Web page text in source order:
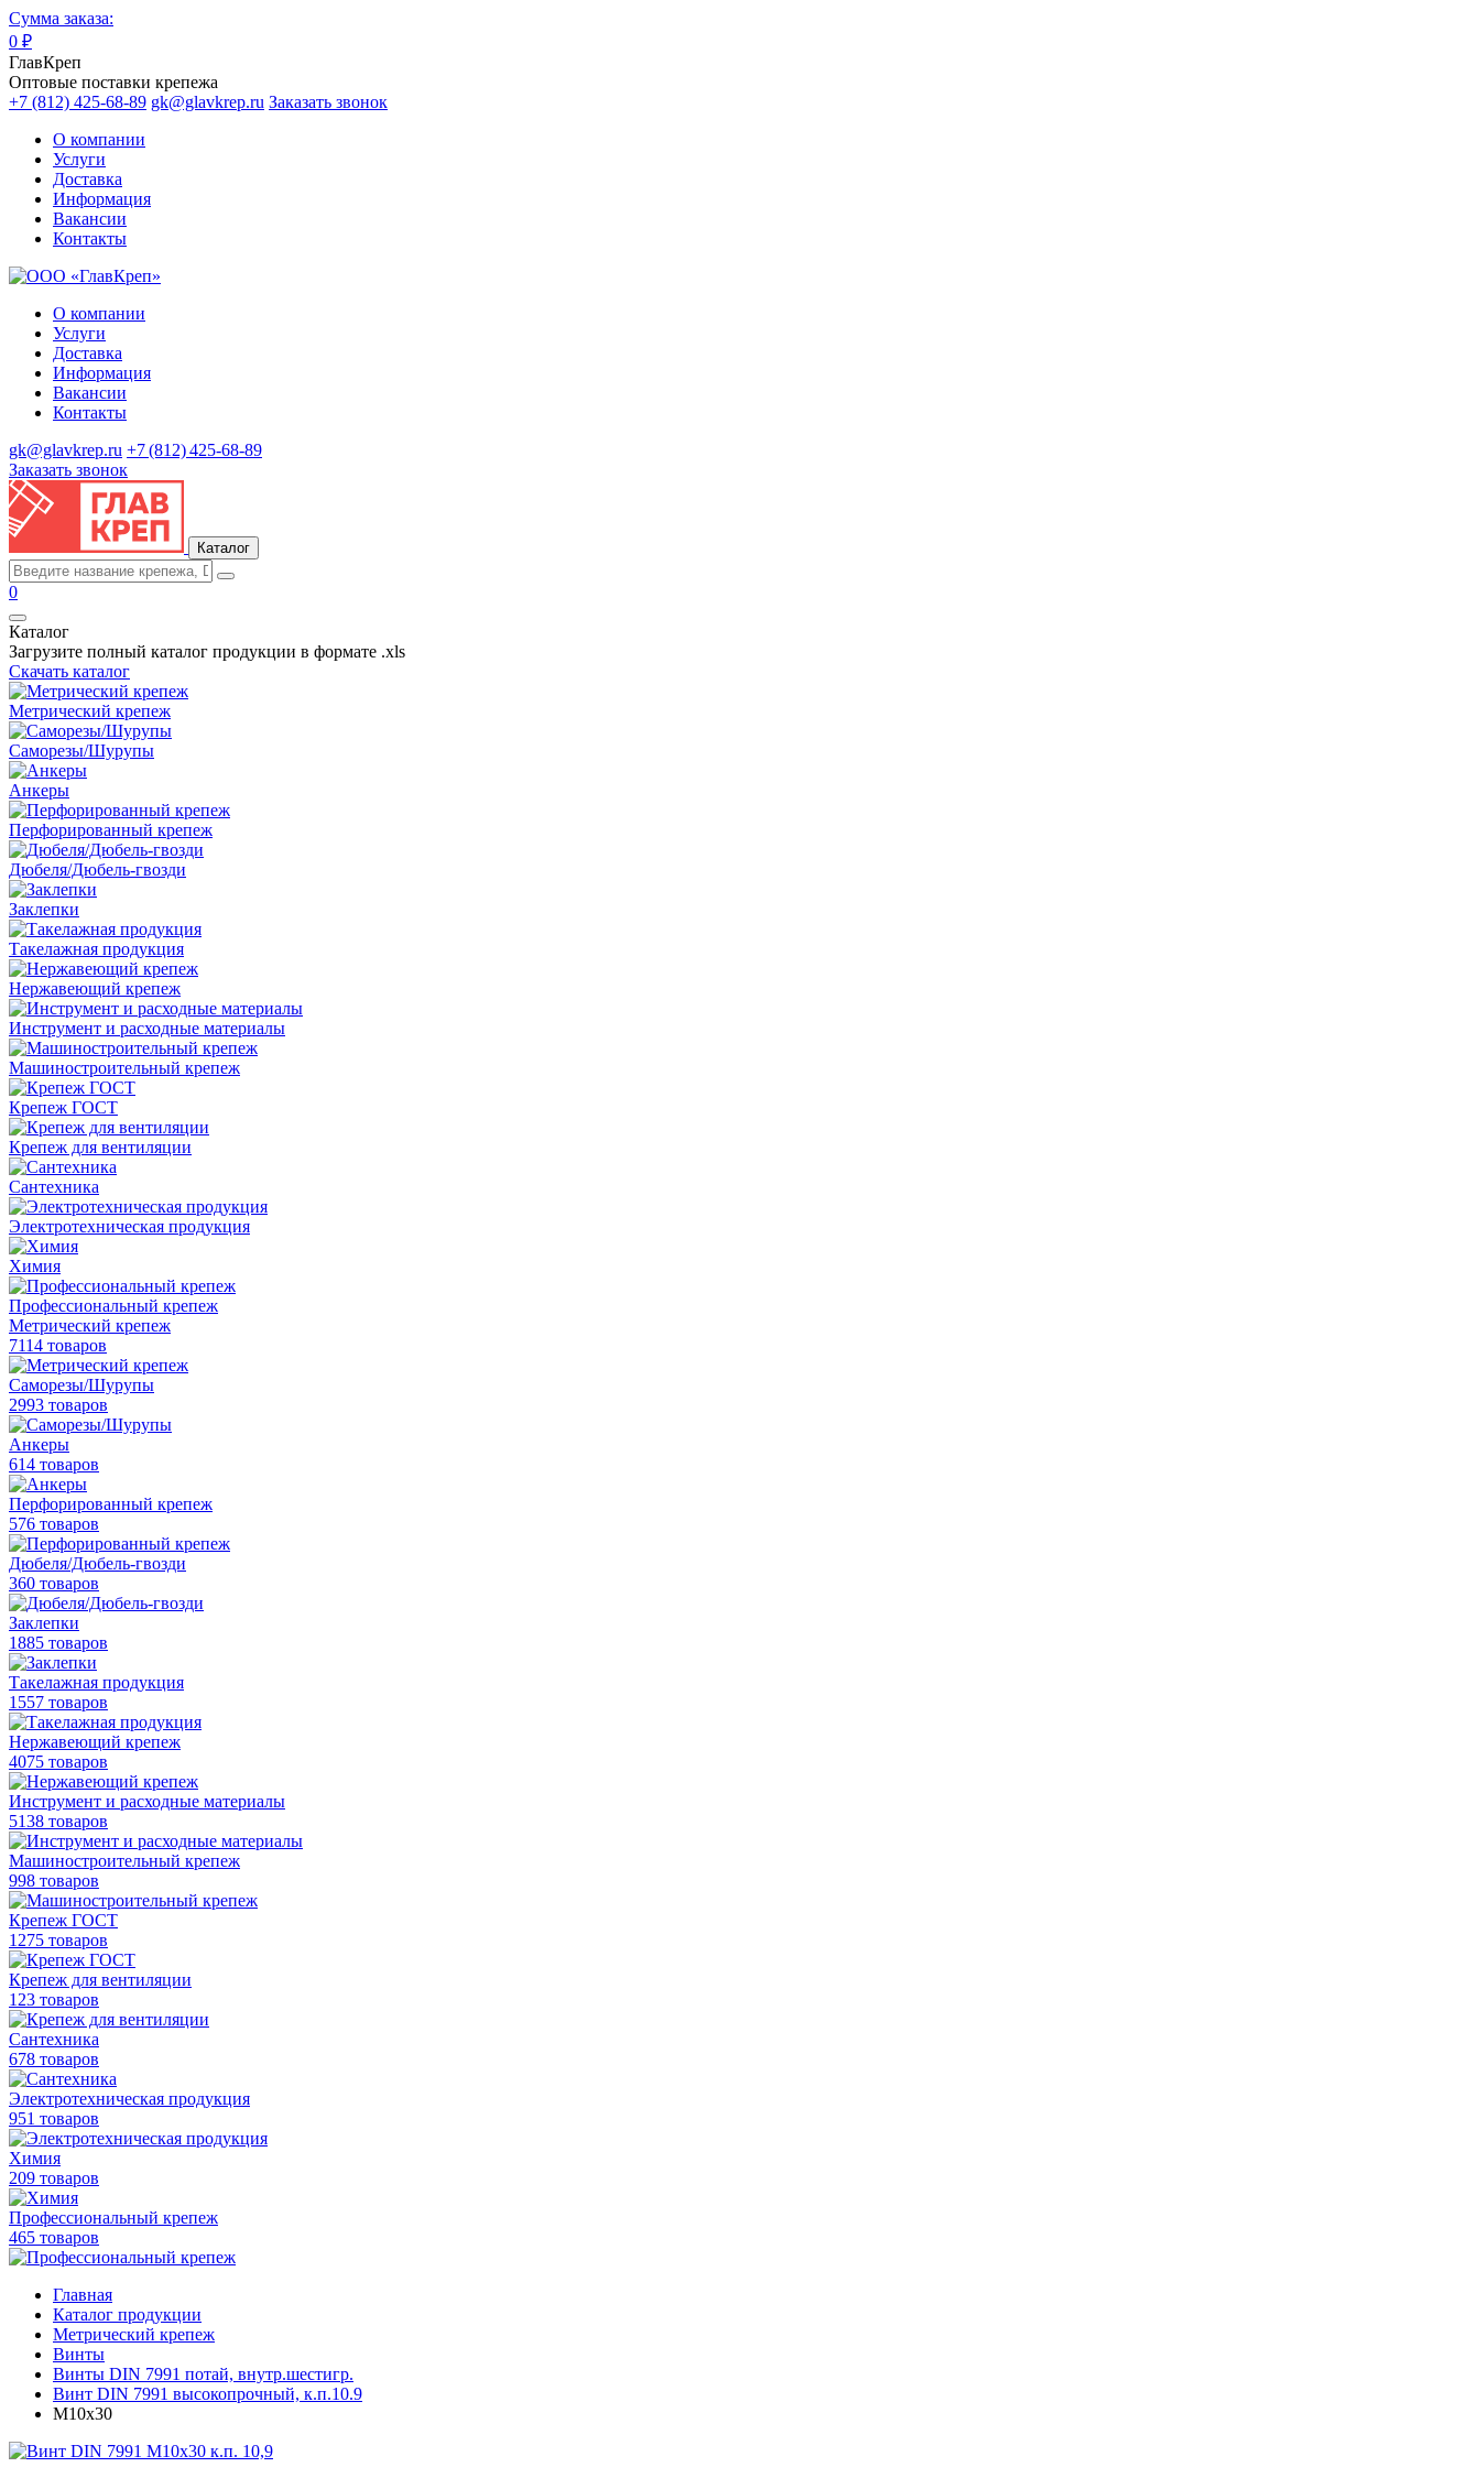
Сумма заказа:
0 ₽
ГлавКреп
Оптовые поставки крепежа
+7 (812) 425-68-89 gk@glavkrep.ru Заказать звонок
О компании
Услуги
Доставка
Информация
Вакансии
Контакты
О компании
Услуги
Доставка
Информация
Вакансии
Контакты
gk@glavkrep.ru +7 (812) 425-68-89
Заказать звонок
Каталог
0
Каталог
Загрузите полный каталог продукции в формате .xls
Скачать каталог
Метрический крепеж
Саморезы/Шурупы
Анкеры
Перфорированный крепеж
Дюбеля/Дюбель-гвозди
Заклепки
Такелажная продукция
Нержавеющий крепеж
Инструмент и расходные материалы
Машиностроительный крепеж
Крепеж ГОСТ
Крепеж для вентиляции
Сантехника
Электротехническая продукция
Химия
Профессиональный крепеж
Метрический крепеж
7114 товаров
Саморезы/Шурупы
2993 товаров
Анкеры
614 товаров
Перфорированный крепеж
576 товаров
Дюбеля/Дюбель-гвозди
360 товаров
Заклепки
1885 товаров
Такелажная продукция
1557 товаров
Нержавеющий крепеж
4075 товаров
Инструмент и расходные материалы
5138 товаров
Машиностроительный крепеж
998 товаров
Крепеж ГОСТ
1275 товаров
Крепеж для вентиляции
123 товаров
Сантехника
678 товаров
Электротехническая продукция
951 товаров
Химия
209 товаров
Профессиональный крепеж
465 товаров
Главная
Каталог продукции
Метрический крепеж
Винты
Винты DIN 7991 потай, внутр.шестигр.
Винт DIN 7991 высокопрочный, к.п.10.9
M10x30